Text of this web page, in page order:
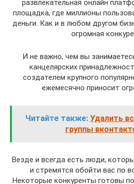
развлекательная онлайн
площадка, где миллионы
деньги. Как и в любом другом
огромная
И не важно, чем вы
канцелярских
создателем крупного
ежемесячно приносит
Читайте также: Удалить
группы
Везде и всегда есть люди,
и стремятся обойти вас по
Некоторые конкуренты готовы